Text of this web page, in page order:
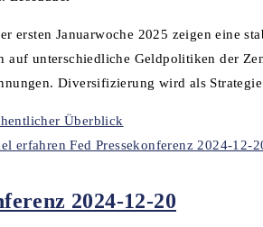
ersten Januarwoche 2025 zeigen eine
auf unterschiedliche Geldpolitiken der
Diversifizierung wird als
Überblick
2024-12-20